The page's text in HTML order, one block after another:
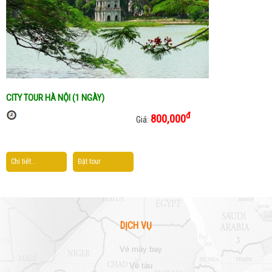
CITY TOUR HÀ NỘI (1 NGÀY)
Giá: 800,000đ
Chi tiết... Đặt tour
DỊCH VỤ
vé máy bay
vé tàu